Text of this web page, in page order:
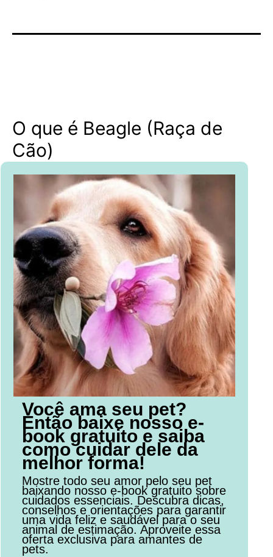
O que é Beagle (Raça de
Cão)
Você ama seu pet?
Então baixe nosso e-
book gratuito e saiba
como cuidar dele da
melhor forma!
Mostre todo seu amor pelo seu pet
baixando nosso e-book gratuito sobre
cuidados essenciais. Descubra dicas,
conselhos e orientações para garantir
uma vida feliz e saudável para o seu
animal de estimação. Aproveite essa
oferta exclusiva para amantes de
pets.